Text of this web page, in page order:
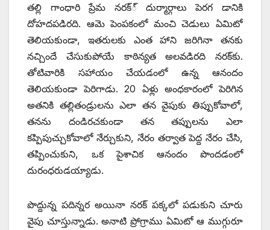
తల్లి గాంధారి ప్రేమ నరక్‌్‌ దుర్మార్గాలు పెరగ డానికి
దోహదపడిరది. ఆమె పెంపకంలో మంచి చెడులు ఏమిటో
తెలియకుండా, ఇతరులకు ఎంత హాని జరిగినా తనకు
నచ్చిందే చేసుకుపోయే కాఠిన్యత అలవడిరది నరక్‌కు.
తోటివారికి సహాయం చేయడంలో ఉన్న ఆనందం
తెలియకుండా పెరిగాడు. 20 ఏళ్లు అంధకారంలో పెరిగిన
అతనికి తల్లితండ్రులను ఎలా తన వైపుకు తిప్పుకోవాలో,
తనను దండిరచకుండా తన తప్పులను ఎలా
కప్పిపుచ్చుకోవాలో నేర్చుకుని, నేరం తర్వాత పెద్ద నేరం చేసి,
తప్పించుకుని, ఒక పైశాచిక ఆనందం పొందడంలో
దురంధరుడయ్యాడు.
పొద్దున్న పదిన్నర అయినా నరక్‌ పక్కలో పడుకుని చూరు
వైపు చూస్తున్నాడు. అనాటి ప్రోగ్రాము ఏమిటో ఆ ముగ్గురూ